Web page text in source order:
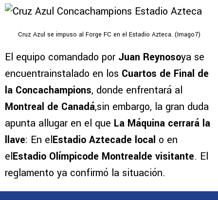
Cruz Azul se impuso al Forge FC en el Estadio Azteca. (Imago7)
El equipo comandado por Juan Reynosoya se
encuentrainstalado en los Cuartos de Final de
la Concachampions, donde enfrentará al
Montreal de Canadá,sin embargo, la gran duda
apunta allugar en el que La Máquina cerrará la
llave: En elEstadio Aztecade local o en
elEstadio Olímpicode Montrealde visitante. El
reglamento ya confirmó la situación.